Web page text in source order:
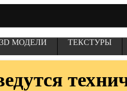
3D МОДЕЛИ ТЕКСТУРЫ